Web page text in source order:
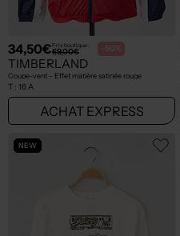
34,50€Prix boutique :
69,00€ -50%
TIMBERLAND
Coupe-vent - Effet matière satinée rouge
T : 16 A
ACHAT EXPRESS
NEW